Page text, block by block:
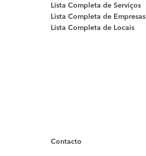
Lista Completa de Serviços
Lista Completa de Empresas
Lista Completa de Locais
Contacto